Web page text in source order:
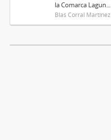
la Comarca Lagun...
Blas Corral Martínez